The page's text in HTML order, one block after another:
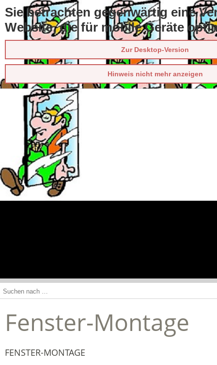
Sie betrachten gegenwärtig eine
Website, die für mobile Geräte
Zur Desktop-Version
Hinweis nicht mehr anzeigen
Fenster-Montage
FENSTER-MONTAGE